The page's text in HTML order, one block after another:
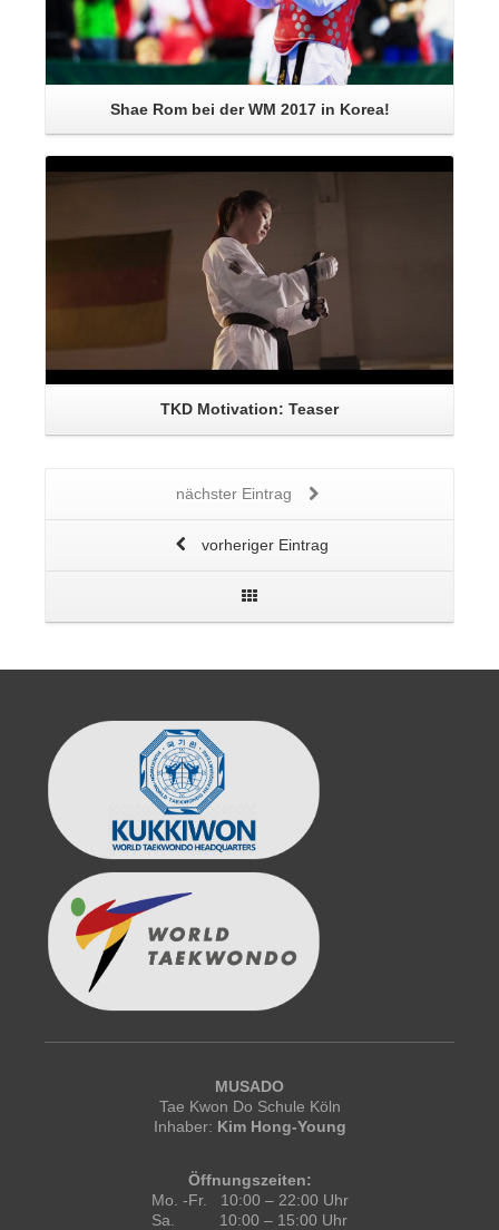
Shae Rom bei der WM 2017 in Korea!
TKD Motivation: Teaser
nächster Eintrag
vorheriger Eintrag
MUSADO
Tae Kwon Do Schule Köln
Inhaber: Kim Hong-Young
Öffnungszeiten:
Mo. -Fr. 10:00 – 22:00 Uhr
Sa. 10:00 – 15:00 Uhr